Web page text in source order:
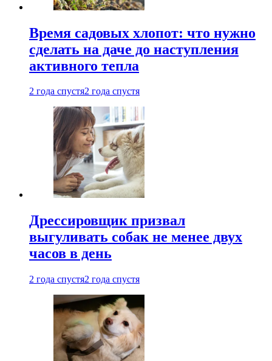
Время садовых хлопот: что нужно
сделать на даче до наступления
активного тепла
2 года спустя2 года спустя
Дрессировщик призвал
выгуливать собак не менее двух
часов в день
2 года спустя2 года спустя